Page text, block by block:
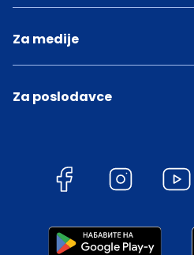
Za medije
Za poslodavce